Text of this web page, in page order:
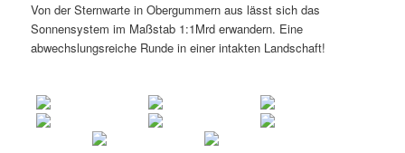
Von der Sternwarte in Obergummern aus lässt sich das
Sonnensystem im Maßstab 1:1Mrd erwandern. Eine
abwechslungsreiche Runde in einer intakten Landschaft!